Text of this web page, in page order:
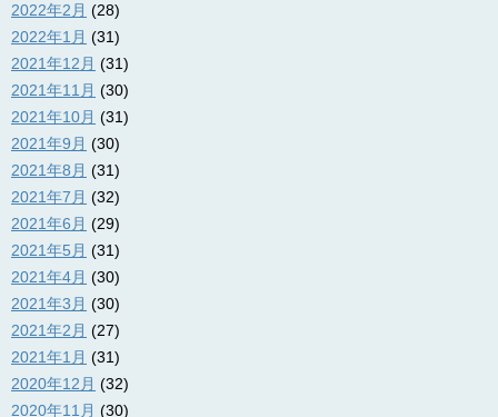
2022年2月 (28)
2022年1月 (31)
2021年12月 (31)
2021年11月 (30)
2021年10月 (31)
2021年9月 (30)
2021年8月 (31)
2021年7月 (32)
2021年6月 (29)
2021年5月 (31)
2021年4月 (30)
2021年3月 (30)
2021年2月 (27)
2021年1月 (31)
2020年12月 (32)
2020年11月 (30)